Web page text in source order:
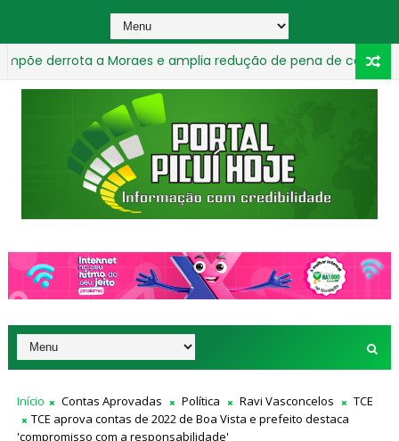
a Moraes e amplia redução de pena de condenada
Início Contas Aprovadas Política Ravi Vasconcelos
TCE
TCE aprova contas de 2022 de Boa Vista e prefeito destaca
'compromisso com a responsabilidade'